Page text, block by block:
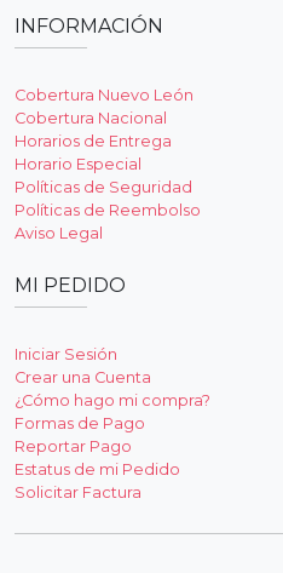
INFORMACIÓN
Cobertura Nuevo León
Cobertura Nacional
Horarios de Entrega
Horario Especial
Políticas de Seguridad
Políticas de Reembolso
Aviso Legal
MI PEDIDO
Iniciar Sesión
Crear una Cuenta
¿Cómo hago mi compra?
Formas de Pago
Reportar Pago
Estatus de mi Pedido
Solicitar Factura